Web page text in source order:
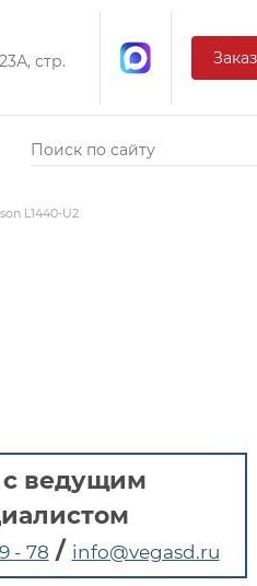
стр.
L1440-U2
с ведущим
- 78 / info@vegasd.ru